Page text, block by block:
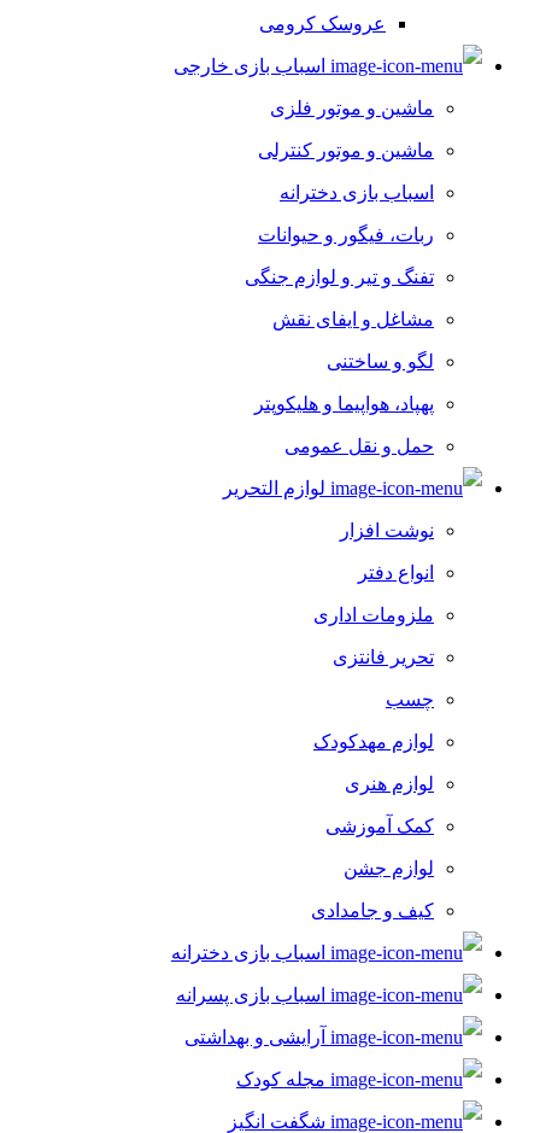
عروسک کرومی
اسباب بازی خارجی
ماشین و موتور فلزی
ماشین و موتور کنترلی
اسباب بازی دخترانه
ربات، فیگور و حیوانات
تفنگ و تیر و لوازم جنگی
مشاغل و ایفای نقش
لگو و ساختنی
پهپاد، هواپیما و هلیکوپتر
حمل و نقل عمومی
لوازم التحریر
نوشت افزار
انواع دفتر
ملزومات اداری
تحریر فانتزی
چسب
لوازم مهدکودک
لوازم هنری
کمک آموزشی
لوازم جشن
کیف و جامدادی
اسباب بازی دخترانه
اسباب بازی پسرانه
آرایشی و بهداشتی
مجله کودک
شگفت انگیز